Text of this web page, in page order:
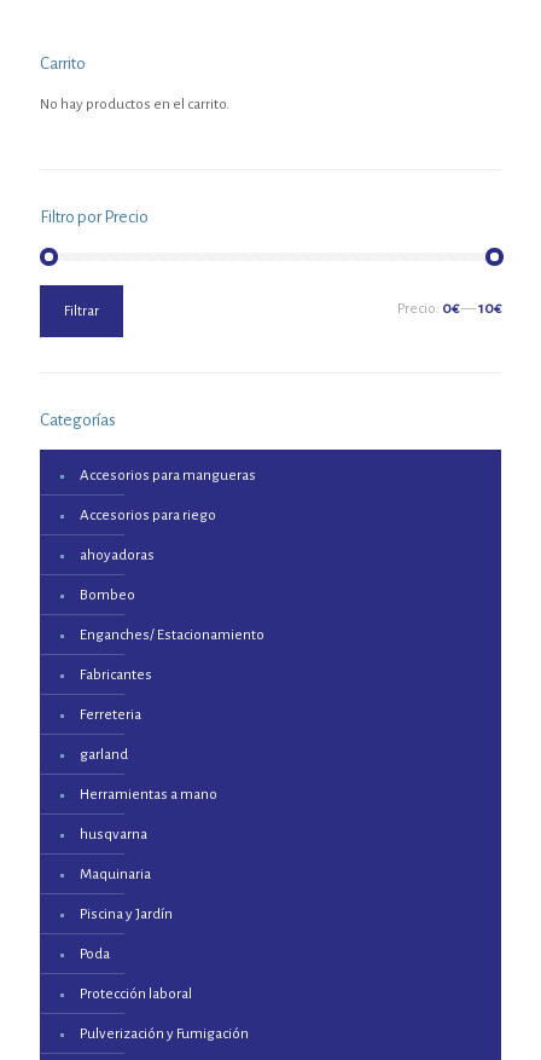
Carrito
No hay productos en el carrito.
Filtro por Precio
mínimo
máximo
Filtrar Precio: 0€—10€
Categorías
Accesorios para mangueras
Accesorios para riego
ahoyadoras
Bombeo
Enganches/ Estacionamiento
Fabricantes
Ferreteria
garland
Herramientas a mano
husqvarna
Maquinaria
Piscina y Jardín
Poda
Protección laboral
Pulverización y Fumigación